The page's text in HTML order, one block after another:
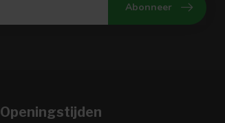
Abonneer
Openingstijden